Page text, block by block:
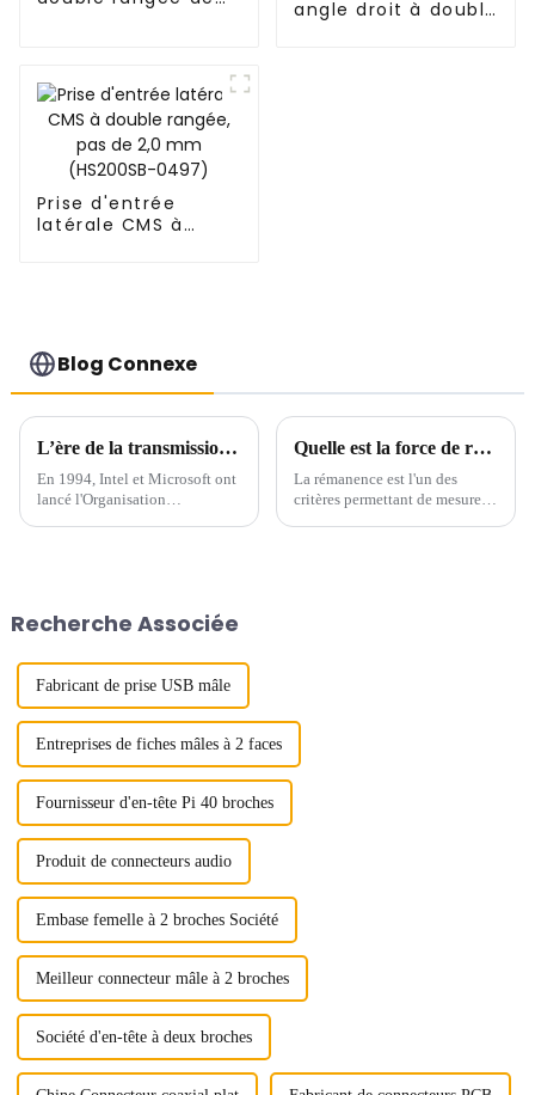
angle droit à double
Prise d'entrée
latérale CMS à
Blog Connexe
L’ère de la transmission à grande vitesse arrive – USB 4.0
En 1994, Intel et Microsoft ont
lancé l'Organisation
Quelle est la force de rétention du connecteur
La rémanence est l'un des
critères permettant de mesurer
Recherche Associée
Fabricant de prise USB mâle
Entreprises de fiches mâles à 2 faces
Fournisseur d'en-tête Pi 40 broches
Produit de connecteurs audio
Embase femelle à 2 broches Société
Meilleur connecteur mâle à 2 broches
Société d'en-tête à deux broches